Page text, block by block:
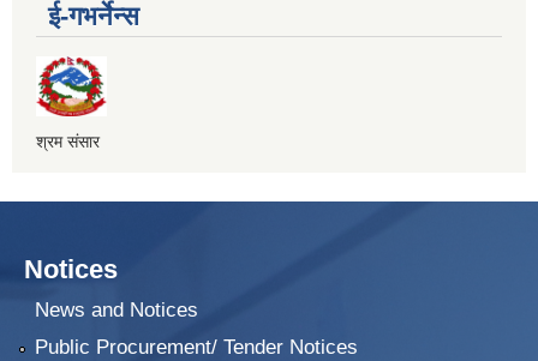
ई-गभर्नेन्स
श्रम संसार
Notices
News and Notices
Public Procurement/ Tender Notices